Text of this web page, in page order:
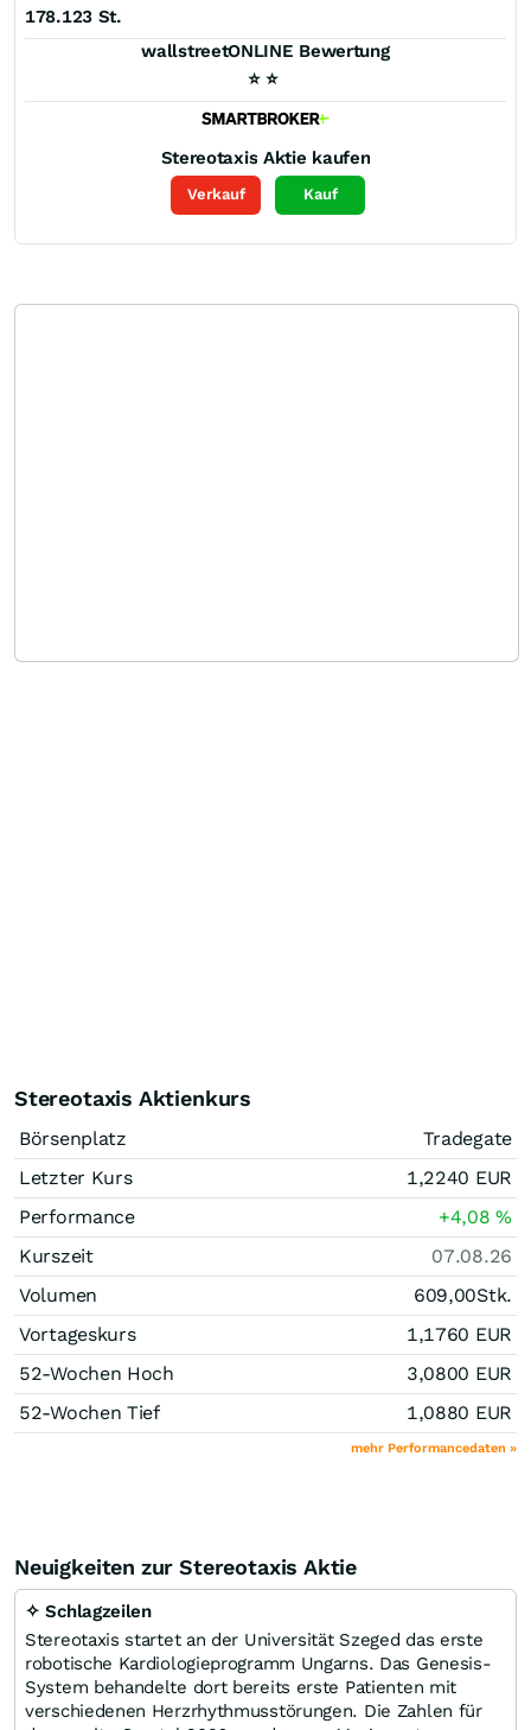
178.123 St.
wallstreetONLINE Bewertung
⭐ ⭐
Stereotaxis Aktie kaufen
Verkauf Kauf
Stereotaxis Aktienkurs
Börsenplatz
Tradegate
Letzter Kurs
1,2240 EUR
Performance
+4,08%
Kurszeit
07.08.26
Volumen
609,00Stk.
Vortageskurs
1,1760 EUR
52-Wochen Hoch
3,0800 EUR
52-Wochen Tief
1,0880 EUR
mehr Performancedaten »
Neuigkeiten zur Stereotaxis Aktie
✧ Schlagzeilen
Stereotaxis startet an der Universität Szeged das erste
robotische Kardiologieprogramm Ungarns. Das Genesis-
System behandelte dort bereits erste Patienten mit
verschiedenen Herzrhythmusstörungen. Die Zahlen für